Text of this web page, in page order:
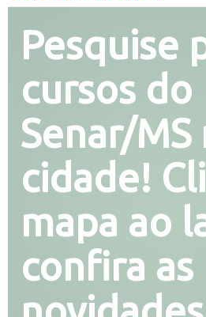
Pesquise
cursos do
Senar/MS
cidade!
mapa ao
confira as